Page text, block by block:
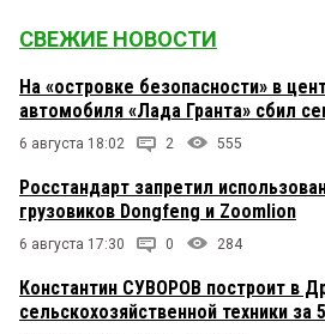
СВЕЖИЕ НОВОСТИ
На «островке безопасности» в
автомобиля «Лада Гранта» сбил
6 августа 18:02 2 555
Росстандарт запретил
грузовиков Dongfeng и Zoomlion
6 августа 17:30 0 284
Константин СУВОРОВ построит в
сельскохозяйственной техники за